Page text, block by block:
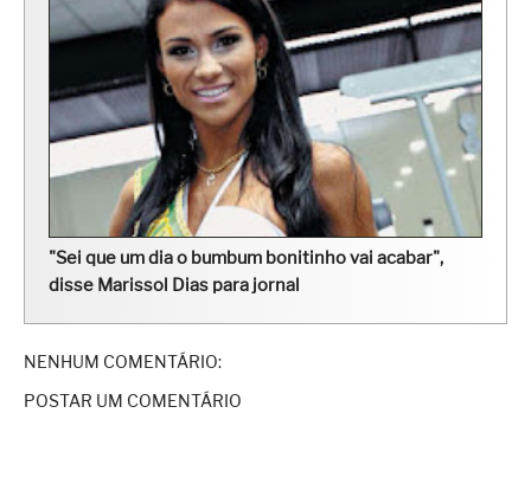
"Sei que um dia o bumbum bonitinho vai acabar",
disse Marissol Dias para jornal
NENHUM COMENTÁRIO:
POSTAR UM COMENTÁRIO